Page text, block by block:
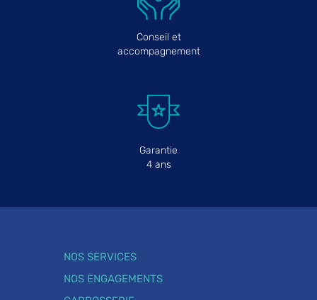
Conseil et
accompagnement
Garantie
4 ans
NOS SERVICES
NOS ENGAGEMENTS